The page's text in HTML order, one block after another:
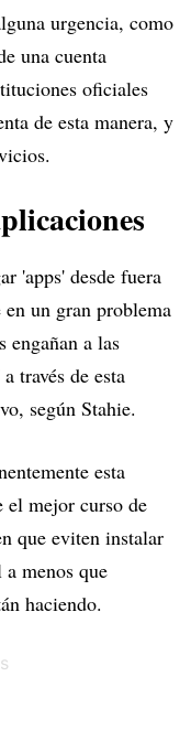
urgencia, como
una cuenta
oficiales
de esta manera, y
'apps' desde fuera
un gran problema
engañan a las
través de esta
según Stahie.
esta
el mejor curso de
que eviten instalar
menos que
haciendo.